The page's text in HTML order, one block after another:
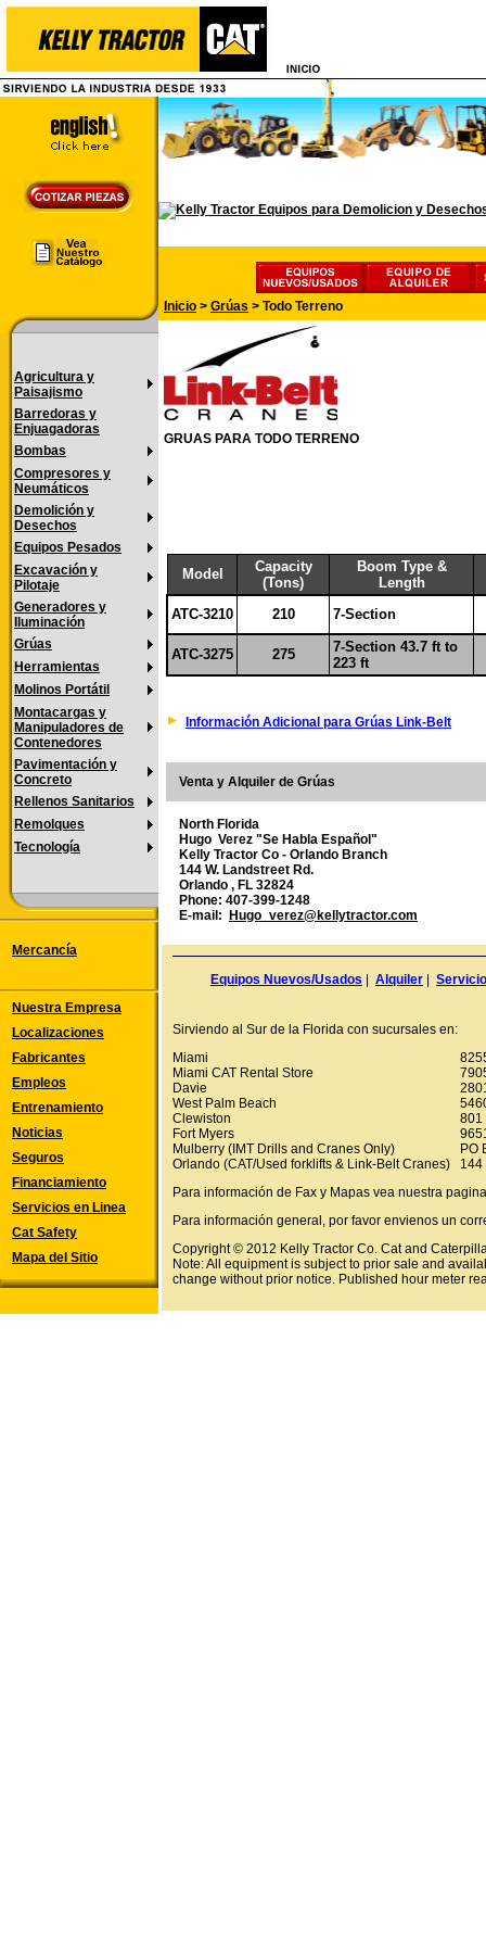
Agricultura y
Paisajismo
Barredoras y
Enjuagadoras
Bombas
Compresores y
Neumáticos
Demolición y
Desechos
Equipos Pesados
Excavación y
Pilotaje
Generadores y
Iluminación
Grúas
Herramientas
Molinos Portátil
Montacargas y
Manipuladores de
Contenedores
Pavimentación y
Concreto
Rellenos Sanitarios
Remolques
Tecnología
Mercancía
Nuestra Empresa
Localizaciones
Fabricantes
Empleos
Entrenamiento
Noticias
Seguros
Financiamiento
Servicios en Linea
Cat Safety
Mapa del Sitio
Inicio > Grúas > Todo Terreno
GRUAS PARA TODO TERRENO
Model
Capacity
(Tons)
Boom Type &
Length
ATC-3210
210 7-Section
ATC-3275 275
7-Section 43.7 ft to
223 ft
Información Adicional para Grúas Link-Belt
Venta y Alquiler de Grúas
North Florida
Hugo Verez "Se Habla Español"
Kelly Tractor Co - Orlando Branch
144 W. Landstreet Rd.
Orlando , FL 32824
Phone: 407-399-1248
E-mail:
Hugo_verez@kellytractor.com
Equipos Nuevos/Usados Alquiler Servicio
Sirviendo al Sur de la Florida con sucursales en:
Miami
Miami CAT Rental Store
Davie
West Palm Beach
Clewiston
801
Fort Myers
Mulberry (IMT Drills and Cranes Only)
PO
Orlando (CAT/Used forklifts & Link-Belt Cranes)
144
Para información de Fax y Mapas vea nuestra
Para información general, por favor envienos un
Copyright © 2012 Kelly Tractor Co. Cat and
Note: All equipment is subject to prior sale and
change without prior notice. Published hour meter